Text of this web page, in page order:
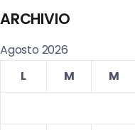
ARCHIVIO
Agosto 2026
L
M M